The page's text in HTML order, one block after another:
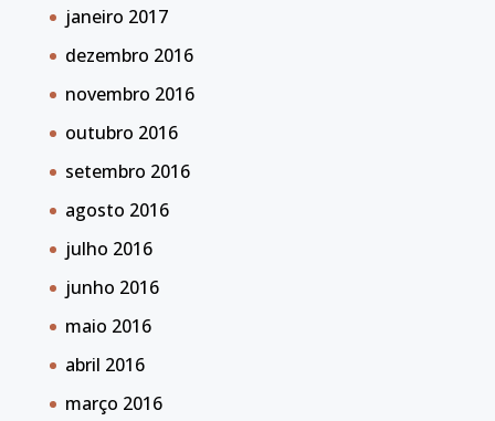
janeiro 2017
dezembro 2016
novembro 2016
outubro 2016
setembro 2016
agosto 2016
julho 2016
junho 2016
maio 2016
abril 2016
março 2016